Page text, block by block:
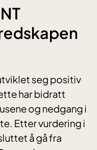
seg positiv
har bidratt
og nedgang i
Etter vurdering i
å gå fra